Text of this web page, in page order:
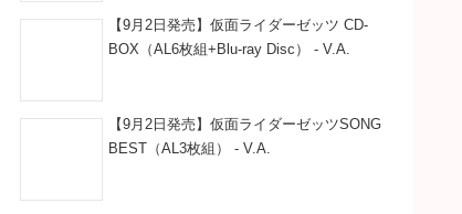
【9月2日発売】仮面ライダーゼッツ CD-
BOX（AL6枚組+Blu-ray Disc） - V.A.
【9月2日発売】仮面ライダーゼッツSONG
BEST（AL3枚組） - V.A.